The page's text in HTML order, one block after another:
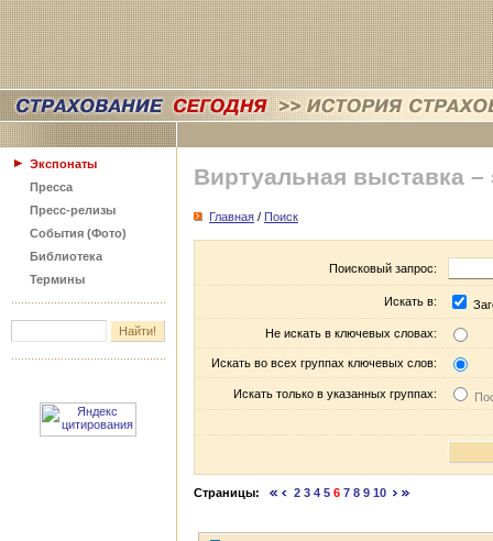
Экспонаты
Пресса
Пресс-релизы
События (Фото)
Библиотека
Термины
Виртуальная выставка –
Главная / Поиск
Поисковый запрос:
Искать в:
Не искать в ключевых словах:
Искать во всех группах ключевых слов:
Искать только в указанных группах:
Страницы: 2 3 4 5 6 7 8 9 10